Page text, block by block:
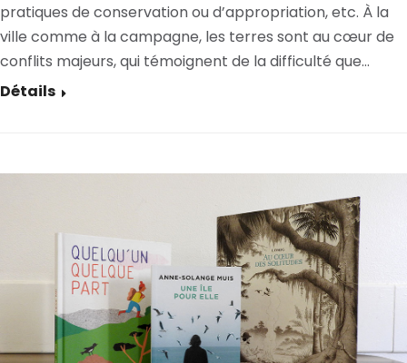
pratiques de conservation ou d’appropriation, etc. À la
ville comme à la campagne, les terres sont au cœur de
conflits majeurs, qui témoignent de la difficulté que…
Détails